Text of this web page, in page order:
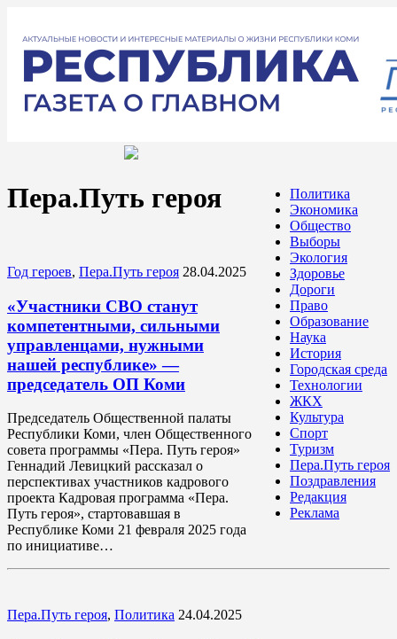
Политика
Экономика
Общество
Выборы
Экология
Здоровье
Дороги
Право
Образование
Наука
История
Городская среда
Технологии
ЖКХ
Культура
Спорт
Туризм
Пера.Путь героя
Поздравления
Редакция
Реклама
Пера.Путь героя
Год героев, Пера.Путь героя 28.04.2025
«Участники СВО станут
компетентными, сильными
управленцами, нужными
нашей республике» —
председатель ОП Коми
Председатель Общественной палаты
Республики Коми, член Общественного
совета программы «Пера. Путь героя»
Геннадий Левицкий рассказал о
перспективах участников кадрового
проекта Кадровая программа «Пера.
Путь героя», стартовавшая в
Республике Коми 21 февраля 2025 года
по инициативе…
Пера.Путь героя, Политика 24.04.2025